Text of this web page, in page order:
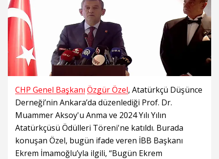
CHP Genel Başkanı Özgür Özel, Atatürkçü Düşünce
Derneği’nin Ankara’da düzenlediği Prof. Dr.
Muammer Aksoy'u Anma ve 2024 Yılı Yılın
Atatürkçüsü Ödülleri Töreni'ne katıldı. Burada
konuşan Özel, bugün ifade veren İBB Başkanı
Ekrem İmamoğlu’yla ilgili, “Bugün Ekrem